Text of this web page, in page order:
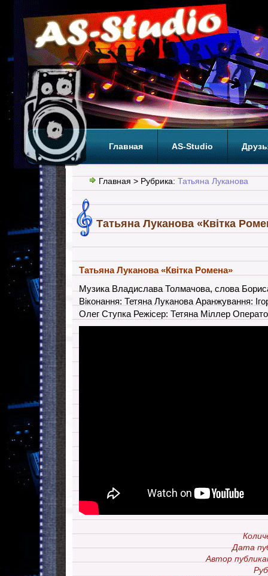
Главная AS-Studio
Теги ТОП
Главная > Рубрика: Татьяна Луканова
Татьяна Луканова «Квiтка
Татьяна Луканова «Квiтка Ромена»
Музика Владислава Толмачова, слова
Віконання: Тетяна Луканова Аранжування:
Олег Ступка Режісер: Тетяна Міллер
Дата
Автор